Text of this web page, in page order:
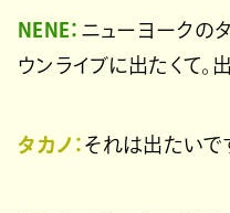
NENE： ニューヨークの
ウンライブに出たくて。
タカノ： それは出たいです